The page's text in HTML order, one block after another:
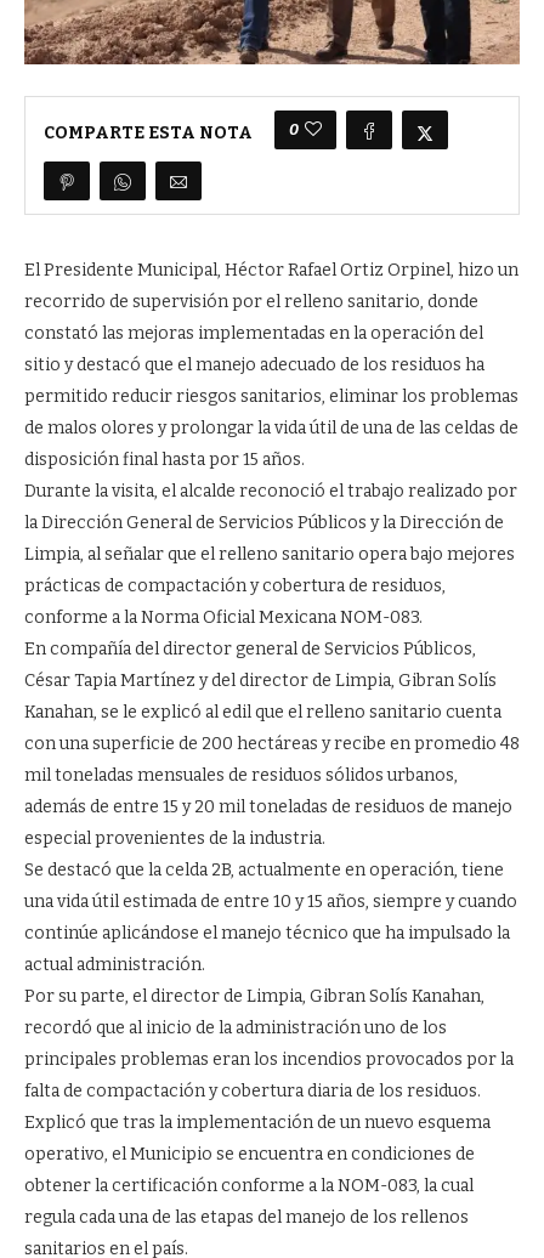
COMPARTE ESTA NOTA 0
El Presidente Municipal, Héctor Rafael Ortiz Orpinel, hizo un
recorrido de supervisión por el relleno sanitario, donde
constató las mejoras implementadas en la operación del
sitio y destacó que el manejo adecuado de los residuos ha
permitido reducir riesgos sanitarios, eliminar los problemas
de malos olores y prolongar la vida útil de una de las celdas de
disposición final hasta por 15 años.
Durante la visita, el alcalde reconoció el trabajo realizado por
la Dirección General de Servicios Públicos y la Dirección de
Limpia, al señalar que el relleno sanitario opera bajo mejores
prácticas de compactación y cobertura de residuos,
conforme a la Norma Oficial Mexicana NOM-083.
En compañía del director general de Servicios Públicos,
César Tapia Martínez y del director de Limpia, Gibran Solís
Kanahan, se le explicó al edil que el relleno sanitario cuenta
con una superficie de 200 hectáreas y recibe en promedio 48
mil toneladas mensuales de residuos sólidos urbanos,
además de entre 15 y 20 mil toneladas de residuos de manejo
especial provenientes de la industria.
Se destacó que la celda 2B, actualmente en operación, tiene
una vida útil estimada de entre 10 y 15 años, siempre y cuando
continúe aplicándose el manejo técnico que ha impulsado la
actual administración.
Por su parte, el director de Limpia, Gibran Solís Kanahan,
recordó que al inicio de la administración uno de los
principales problemas eran los incendios provocados por la
falta de compactación y cobertura diaria de los residuos.
Explicó que tras la implementación de un nuevo esquema
operativo, el Municipio se encuentra en condiciones de
obtener la certificación conforme a la NOM-083, la cual
regula cada una de las etapas del manejo de los rellenos
sanitarios en el país.